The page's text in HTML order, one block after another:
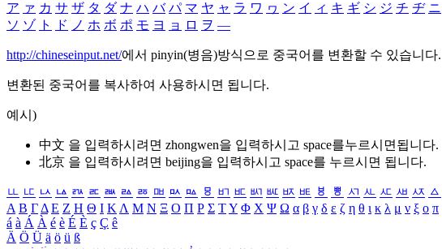
ア ァ カ サ ザ タ ダ ナ ハ バ パ マ ヤ ャ ラ ワ ヮ ン イ ィ キ ギ シ ジ チ ヂ ニ
ソ ゾ ト ド ノ ホ ボ ポ モ ヨ ョ ロ ヲ ―
http://chineseinput.net/에서 pinyin(병음)방식으로 중국어를 변환할 수 있습니다.
변환된 중국어를 복사하여 사용하시면 됩니다.
예시)
中文 을 입력하시려면 zhongwen을 입력하시고 space를누르시면됩니다.
北京 을 입력하시려면 beijing을 입력하시고 space를 누르시면 됩니다.
ㅥ ㅦ ㅧ ㅨ ㅩ ㅪ ㅫ ㅬ ㅭ ㅮ ㅯ ㅰ ㅱ ㅲ ㅳ ㅴ ㅵ ㅶ ㅷ ㅸ ㅹ ㅺ ㅻ ㅼ ㅽ ㅾ ㅿ
Α Β ΓΔ Ε Ζ Η Θ Ι ΚΛ Μ Ν Ξ Ο Π Ρ Σ ΤΥ Φ Χ Ψ Ω α β γ δ ε ζ η θ ι κ λ μ ν ξ ο π
á à Á À é è É È ç Ç ê
Ä Ö Ü ä ö ü ß